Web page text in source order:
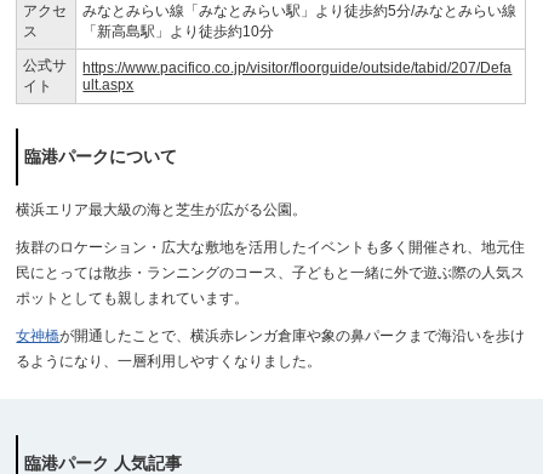
アクセ
ス
みなとみらい線「みなとみらい駅」より徒歩約5分/みなとみらい線
「新高島駅」より徒歩約10分
公式サ
イト
https://www.pacifico.co.jp/visitor/floorguide/outside/tabid/207/Defa
ult.aspx
臨港パークについて
横浜エリア最大級の海と芝生が広がる公園。
抜群のロケーション・広大な敷地を活用したイベントも多く開催され、地元住
民にとっては散歩・ランニングのコース、子どもと一緒に外で遊ぶ際の人気ス
ポットとしても親しまれています。
女神橋が開通したことで、横浜赤レンガ倉庫や象の鼻パークまで海沿いを歩け
るようになり、一層利用しやすくなりました。
臨港パーク 人気記事